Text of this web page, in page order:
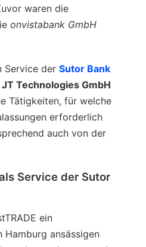
waren die
onvistabank GmbH
Service der Sutor Bank
JT Technologies GmbH
Tätigkeiten, für welche
erforderlich
auch von der
Service der Sutor
ein
Hamburg ansässigen